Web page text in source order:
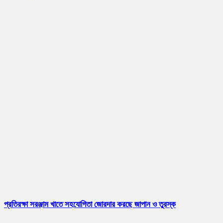
প্রতিরক্ষা সরঞ্জাম খাতে সহযোগিতা জোরদার করছে জাপান ও তুরস্ক